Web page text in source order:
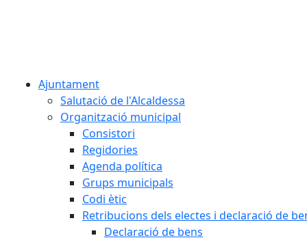
Ajuntament
Salutació de l'Alcaldessa
Organització municipal
Consistori
Regidories
Agenda política
Grups municipals
Codi ètic
Retribucions dels electes i declaració de
Declaració de bens